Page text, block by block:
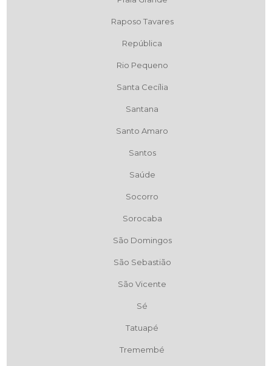
Raposo Tavares
República
Rio Pequeno
Santa Cecília
Santana
Santo Amaro
Santos
Saúde
Socorro
Sorocaba
São Domingos
São Sebastião
São Vicente
Sé
Tatuapé
Tremembé